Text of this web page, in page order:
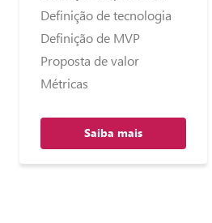
Definição de tecnologia
Definição de MVP
Proposta de valor
Métricas
Saiba mais